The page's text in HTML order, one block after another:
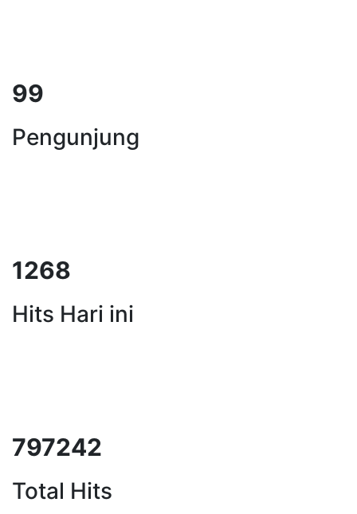
124
Pengunjung
1599
Hits Hari ini
1002982
Total Hits